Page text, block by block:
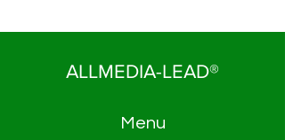
ALLMEDIA-LEAD®
Menu